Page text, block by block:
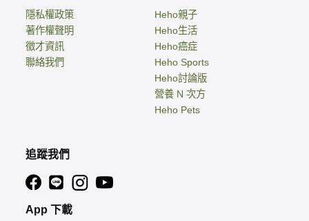
隱私權政策
著作權聲明
徵才資訊
聯絡我們
Heho親子
Heho生活
Heho癌症
Heho Sports
Heho討論版
營養 N 次方
Heho Pets
追蹤我們
App 下載